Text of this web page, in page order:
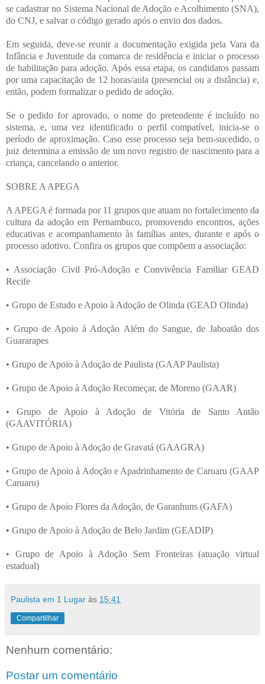
se cadastrar no Sistema Nacional de Adoção e Acolhimento (SNA),
do CNJ, e salvar o código gerado após o envio dos dados.
Em seguida, deve-se reunir a documentação exigida pela Vara da
Infância e Juventude da comarca de residência e iniciar o processo
de habilitação para adoção. Após essa etapa, os candidatos passam
por uma capacitação de 12 horas/aula (presencial ou a distância) e,
então, podem formalizar o pedido de adoção.
Se o pedido for aprovado, o nome do pretendente é incluído no
sistema, e, uma vez identificado o perfil compatível, inicia-se o
período de aproximação. Caso esse processo seja bem-sucedido, o
juiz determina a emissão de um novo registro de nascimento para a
criança, cancelando o anterior.
SOBRE A APEGA
A APEGA é formada por 11 grupos que atuam no fortalecimento da
cultura da adoção em Pernambuco, promovendo encontros, ações
educativas e acompanhamento às famílias antes, durante e após o
processo adotivo. Confira os grupos que compõem a associação:
• Associação Civil Pró-Adoção e Convivência Familiar GEAD
Recife
• Grupo de Estudo e Apoio à Adoção de Olinda (GEAD Olinda)
• Grupo de Apoio à Adoção Além do Sangue, de Jaboatão dos
Guararapes
• Grupo de Apoio à Adoção de Paulista (GAAP Paulista)
• Grupo de Apoio à Adoção Recomeçar, de Moreno (GAAR)
• Grupo de Apoio à Adoção de Vitória de Santo Antão
(GAAVITÓRIA)
• Grupo de Apoio à Adoção de Gravatá (GAAGRA)
• Grupo de Apoio à Adoção e Apadrinhamento de Caruaru (GAAP
Caruaru)
• Grupo de Apoio Flores da Adoção, de Garanhuns (GAFA)
• Grupo de Apoio à Adoção de Belo Jardim (GEADIP)
• Grupo de Apoio à Adoção Sem Fronteiras (atuação virtual
estadual)
Paulista em 1 Lugar às 15:41
Compartilhar
Nenhum comentário:
Postar um comentário